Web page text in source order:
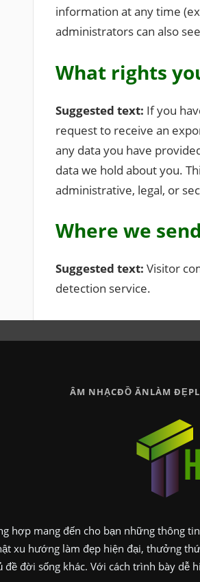
information at any time
administrators can also
What rights
Suggested text: If you
request to receive an
any data you have
data we hold about you.
administrative, legal, or
Where we
Suggested text: Visitor
detection service.
ÂM NHẠCĐỒ ĂNLÀM ĐẸP
hợp mang đến cho bạn những thông
xu hướng làm đẹp hiện đại, thưởng
đề đời sống khác. Với cách trình bày